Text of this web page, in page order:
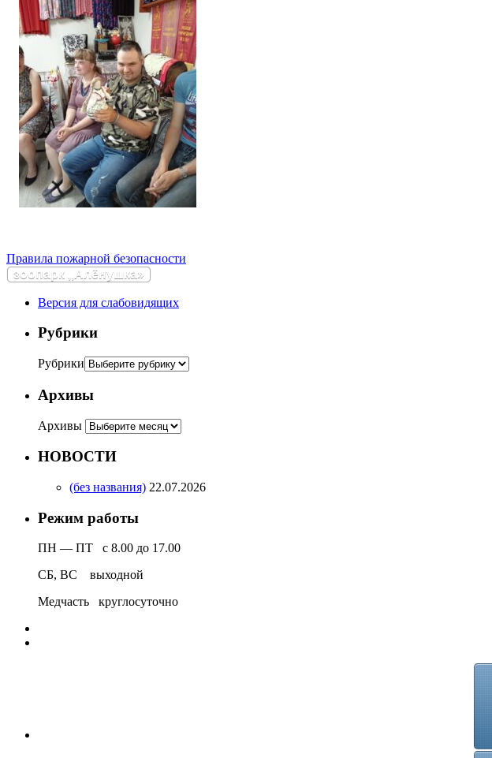
Правила пожарной безопасности
зоопарк ,,Алёнушка»
Версия для слабовидящих
Рубрики
Рубрики
Архивы
Архивы
НОВОСТИ
(без названия) 22.07.2026
Режим работы
ПН — ПТ с 8.00 до 17.00
СБ, ВС выходной
Медчасть круглосуточно